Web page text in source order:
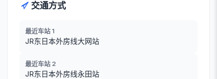
交通方式
最近车站 1
JR东日本外房线大网站
最近车站 2
JR东日本外房线永田站